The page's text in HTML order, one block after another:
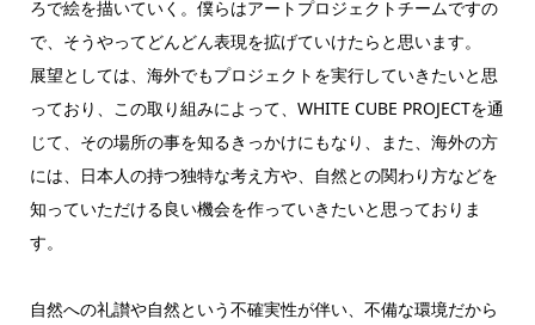
ろで絵を描いていく。僕らはアートプロジェクトチームですの
で、そうやってどんどん表現を拡げていけたらと思います。
展望としては、海外でもプロジェクトを実行していきたいと思
っており、この取り組みによって、WHITE CUBE PROJECTを通
じて、その場所の事を知るきっかけにもなり、また、海外の方
には、日本人の持つ独特な考え方や、自然との関わり方などを
知っていただける良い機会を作っていきたいと思っておりま
す。
自然への礼讃や自然という不確実性が伴い、不備な環境だから